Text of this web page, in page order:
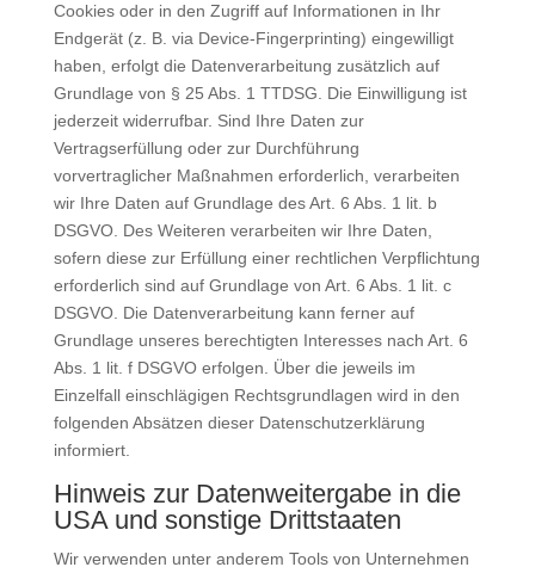
Cookies oder in den Zugriff auf Informationen in Ihr
Endgerät (z. B. via Device-Fingerprinting) eingewilligt
haben, erfolgt die Datenverarbeitung zusätzlich auf
Grundlage von § 25 Abs. 1 TTDSG. Die Einwilligung ist
jederzeit widerrufbar. Sind Ihre Daten zur
Vertragserfüllung oder zur Durchführung
vorvertraglicher Maßnahmen erforderlich, verarbeiten
wir Ihre Daten auf Grundlage des Art. 6 Abs. 1 lit. b
DSGVO. Des Weiteren verarbeiten wir Ihre Daten,
sofern diese zur Erfüllung einer rechtlichen Verpflichtung
erforderlich sind auf Grundlage von Art. 6 Abs. 1 lit. c
DSGVO. Die Datenverarbeitung kann ferner auf
Grundlage unseres berechtigten Interesses nach Art. 6
Abs. 1 lit. f DSGVO erfolgen. Über die jeweils im
Einzelfall einschlägigen Rechtsgrundlagen wird in den
folgenden Absätzen dieser Datenschutzerklärung
informiert.
Hinweis zur Datenweitergabe in die
USA und sonstige Drittstaaten
Wir verwenden unter anderem Tools von Unternehmen